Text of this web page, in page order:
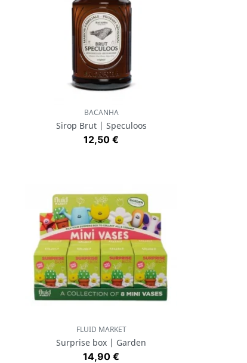
Aperçu rapide
BACANHA
Sirop Brut | Speculoos
Prix
12,50 €
Aperçu rapide
FLUID MARKET
Surprise box | Garden
Prix
14,90 €